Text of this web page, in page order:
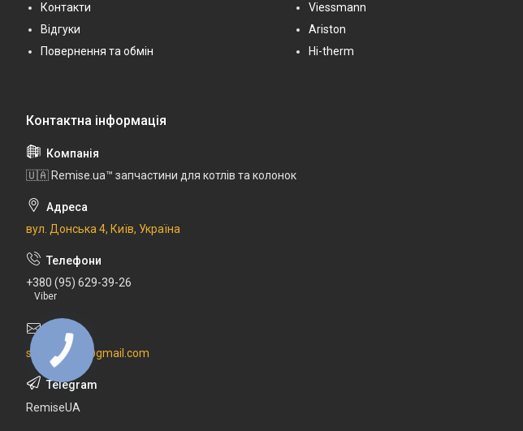
Контакти
Відгуки
Повернення та обмін
Viessmann
Ariston
Hi-therm
🇺🇦 Remise.ua™ запчастини для котлів та колонок
вул. Донська 4, Київ, Україна
+380 (95) 629-39-26
Viber
sale.remise@gmail.com
RemiseUA